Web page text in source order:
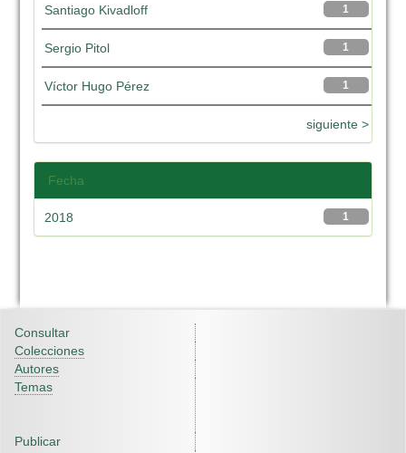
1
Santiago Kivadloff
1
Sergio Pitol
1
Víctor Hugo Pérez
siguiente >
Fecha
1
2018
Consultar
Colecciones
Autores
Temas
Publicar